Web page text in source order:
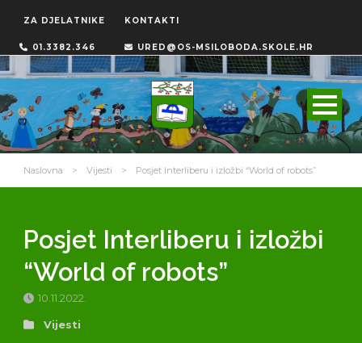
ZA DJELATNIKE KONTAKTI
01.3382.346 URED@OS-MSILOBODA.SKOLE.HR
Naslovna > Vijesti > Posjet Interliberu i izložbi “World of robots”
Posjet Interliberu i izložbi
“World of robots”
10.11.2022.
Vijesti